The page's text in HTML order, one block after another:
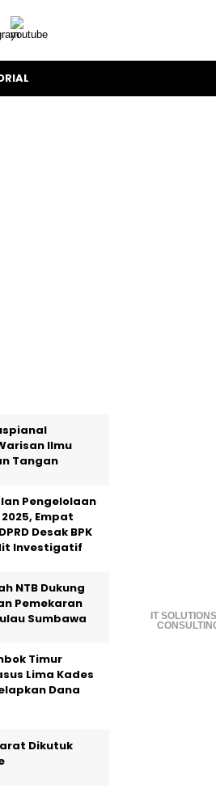
IT
Ilmu
Tangan
Pengelolaan
2025, Empat
Desak BPK
Investigatif
NTB Dukung
Pemekaran
Sumbawa
Timur
Lima Kades
Dana
Dikutuk